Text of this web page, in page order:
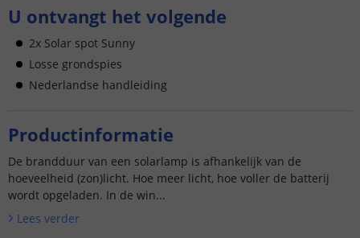
U ontvangt het volgende
2x Solar spot Sunny
Losse grondspies
Nederlandse handleiding
Productinformatie
De brandduur van een solarlamp is afhankelijk van de
hoeveelheid (zon)licht. Hoe meer licht, hoe voller de batterij
wordt opgeladen. In de win...
Lees verder